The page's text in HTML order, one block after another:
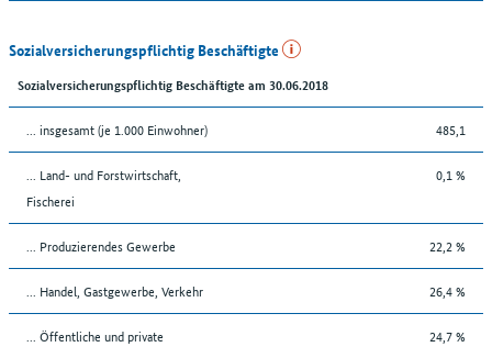
Sozialversicherungspflichtig Beschäftigte
Sozialversicherungspflichtig Beschäftigte am 30.06.2018
... insgesamt (je 1.000 Einwohner) 485,1
... Land- und Forstwirtschaft,
Fischerei
0,1 %
... Produzierendes Gewerbe 22,2 %
... Handel, Gastgewerbe, Verkehr 26,4 %
... Öffentliche und private
24,7 %